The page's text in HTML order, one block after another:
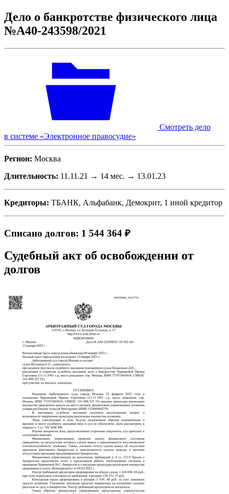
Дело о банкротстве физического лица
№А40-243598/2021
Смотреть дело
в системе «Электронное правосудие»
Регион: Москва
Длительность: 11.11.21 → 14 мес. → 13.01.23
Кредиторы: ТБАНК, Альфабанк, Демокрит, 1 иной кредитор
Списано долгов: 1 544 364 ₽
Судебный акт об освобождении от
долгов